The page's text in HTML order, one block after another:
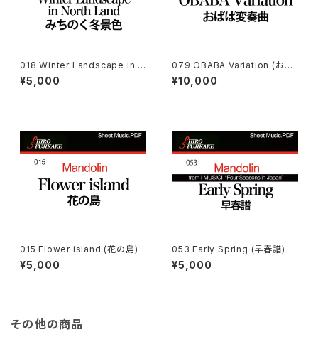
018 Winter Landscape in N
orth Land (みちのく冬景色 )
¥5,000
079 OBABA Variation (おば
ば変奏曲)
¥10,000
015 Flower island (花の島)
¥5,000
053 Early Spring (早春譜)
¥5,000
その他の商品